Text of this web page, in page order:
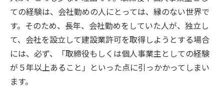
ての経験は、会社勤めの人にとっては、縁のない世界で
す。そのため、長年、会社勤めをしていた人が、独立し
て、会社を設立して建設業許可を取得しようとする場合
には、必ず、「取締役もしくは個人事業主としての経験
が５年以上あること」といった点に引っかかってしまい
ます。